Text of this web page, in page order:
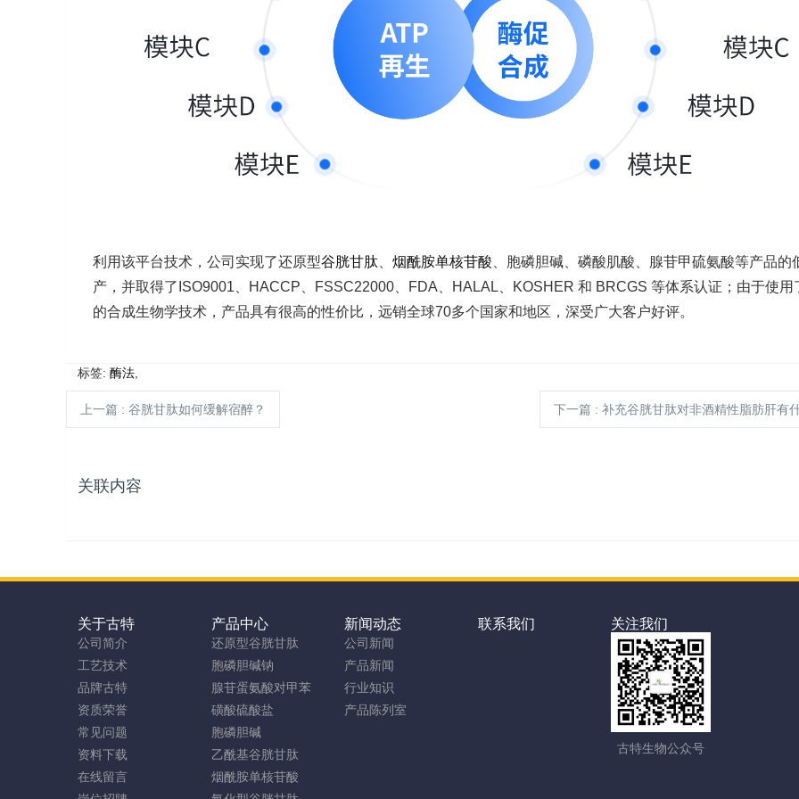
利用该平台技术，公司实现了还原型谷胱甘肽、 烟酰胺单核苷酸 、胞磷胆碱、磷酸肌酸、腺苷甲硫氨酸等产品的
产，并取得了ISO9001、HACCP、FSSC22000、FDA、HALAL、KOSHER 和 BRCGS 等体系认证；由于使用
的合成生物学技术，产品具有很高的性价比，远销全球70多个国家和地区，深受广大客户好评。
标签: 酶法
上一篇 : 谷胱甘肽如何缓解宿醉？ 下一篇 : 补充谷胱甘肽对非酒精性脂肪肝有
关联内容
关于古特
公司简介
工艺技术
品牌古特
资质荣誉
常见问题
资料下载
在线留言
产品中心
还原型谷胱甘肽
胞磷胆碱钠
腺苷蛋氨酸对甲苯
磺酸硫酸盐
胞磷胆碱
乙酰基谷胱甘肽
烟酰胺单核苷酸
新闻动态
公司新闻
产品新闻
行业知识
产品陈列室
联系我们 关注我们
古特生物公众号